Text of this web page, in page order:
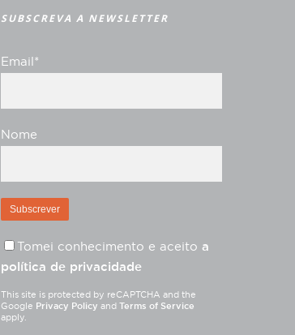
SUBSCREVA A NEWSLETTER
Email*
Nome
Tomei conhecimento e aceito a
política de privacidade
This site is protected by reCAPTCHA and the
Google Privacy Policy and Terms of Service
apply.